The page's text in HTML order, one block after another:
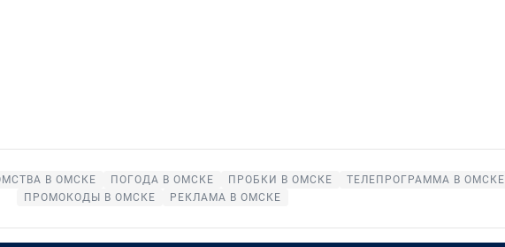
В ОМСКЕ ПОГОДА В ОМСКЕ ПРОБКИ В ОМСКЕ ТЕЛЕПРОГРАММА В ОМСКЕ
ПРОМОКОДЫ В ОМСКЕ
РЕКЛАМА В ОМСКЕ